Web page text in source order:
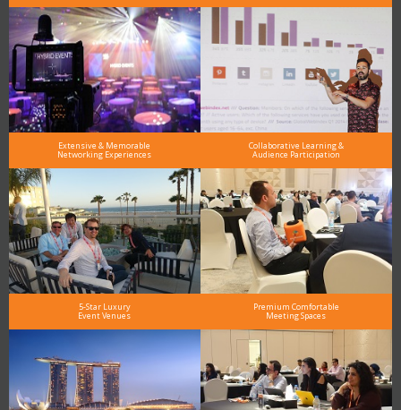
Extensive & Memorable
Networking Experiences
Collaborative Learning &
Audience Participation
5-Star Luxury
Event Venues
Premium Comfortable
Meeting Spaces